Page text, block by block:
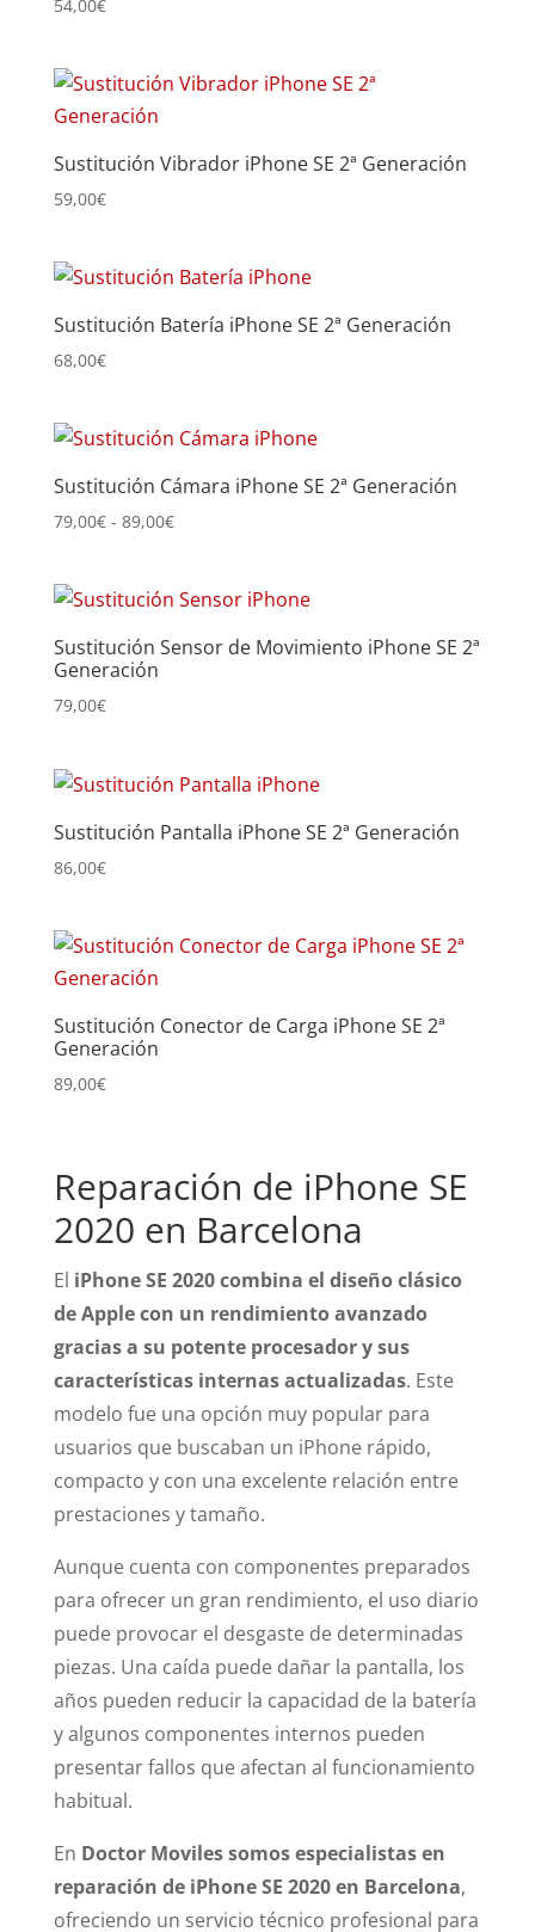
54,00€
Sustitución Vibrador iPhone SE 2ª Generación
59,00€
Sustitución Batería iPhone SE 2ª Generación
68,00€
Sustitución Cámara iPhone SE 2ª Generación
79,00€ - 89,00€Rango
desde
hasta
Sustitución Sensor de Movimiento iPhone SE 2ª
Generación
79,00€
Sustitución Pantalla iPhone SE 2ª Generación
86,00€
Sustitución Conector de Carga iPhone SE 2ª
Generación
89,00€
Reparación de iPhone SE
2020 en Barcelona
El iPhone SE 2020 combina el diseño clásico
de Apple con un rendimiento avanzado
gracias a su potente procesador y sus
características internas actualizadas. Este
modelo fue una opción muy popular para
usuarios que buscaban un iPhone rápido,
compacto y con una excelente relación entre
prestaciones y tamaño.
Aunque cuenta con componentes preparados
para ofrecer un gran rendimiento, el uso diario
puede provocar el desgaste de determinadas
piezas. Una caída puede dañar la pantalla, los
años pueden reducir la capacidad de la batería
y algunos componentes internos pueden
presentar fallos que afectan al funcionamiento
habitual.
En Doctor Moviles somos especialistas en
reparación de iPhone SE 2020 en Barcelona,
ofreciendo un servicio técnico profesional para